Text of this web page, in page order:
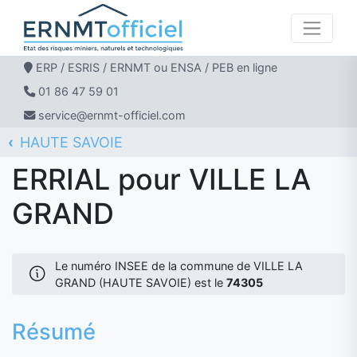
ERP / ESRIS / ERNMT ou ENSA / PEB en ligne
01 86 47 59 01
service@ernmt-officiel.com
ERNMT Officiel
ERRIAL
HAUTE SAVOIE
VILLE LA GRAND
ERRIAL pour VILLE LA
GRAND
Le numéro INSEE de la commune de VILLE LA
GRAND (HAUTE SAVOIE) est le 74305
Résumé